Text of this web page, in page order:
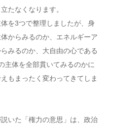
たなくなります。
を3つで整理しましたが、身
からみるのか、エネルギーア
みるのか、大自由の心である
主体を全部貫いてみるのかに
もまったく変わってきてしま
いた「権力の意思」は、政治